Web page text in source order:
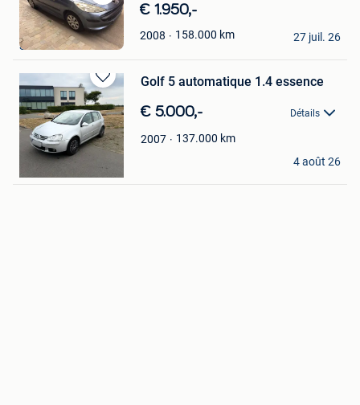
Sauvegarder
dans
Mes
Favoris
€ 1.950,-
2008 158.000 km
Bruxelles
Schaerbeek
27 juil. 26
Sauvegarder
dans
Mes
Favoris
Golf 5 automatique 1.4 essence
€ 5.000,- Détails
2007 137.000 km
T&M
4 août 26